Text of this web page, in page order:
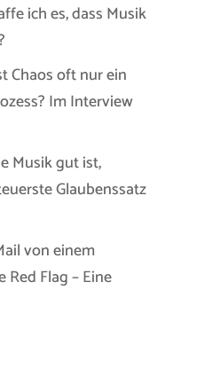
ich es, dass Musik
Chaos oft nur ein
Im Interview
Musik gut ist,
Glaubenssatz
von einem
Flag – Eine